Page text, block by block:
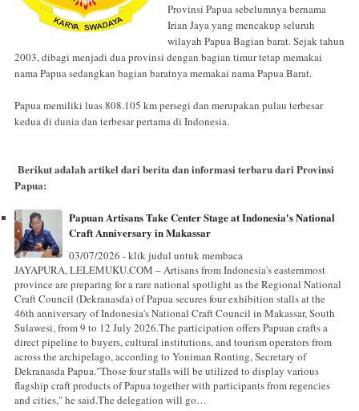
Provinsi Papua sebelumnya bernama
Irian Jaya yang mencakup seluruh
wilayah Papua Bagian barat. Sejak tahun
2003, dibagi menjadi dua provinsi dengan bagian timur tetap memakai
nama Papua sedangkan bagian baratnya memakai nama Papua Barat.
Papua memiliki luas 808.105 km persegi dan merupakan pulau terbesar
kedua di dunia dan terbesar pertama di Indonesia.
Berikut adalah artikel dari berita dan informasi terbaru dari Provinsi
Papua:
Papuan Artisans Take Center Stage at Indonesia's National
Craft Anniversary in Makassar
03/07/2026 - klik judul untuk membaca
JAYAPURA, LELEMUKU.COM – Artisans from Indonesia's easternmost
province are preparing for a rare national spotlight as the Regional National
Craft Council (Dekranasda) of Papua secures four exhibition stalls at the
46th anniversary of Indonesia's National Craft Council in Makassar, South
Sulawesi, from 9 to 12 July 2026.The participation offers Papuan crafts a
direct pipeline to buyers, cultural institutions, and tourism operators from
across the archipelago, according to Yoniman Ronting, Secretary of
Dekranasda Papua."Those four stalls will be utilized to display various
flagship craft products of Papua together with participants from regencies
and cities," he said.The delegation will go…